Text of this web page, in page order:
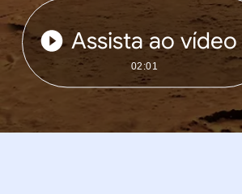
Assista ao vídeo
02:01